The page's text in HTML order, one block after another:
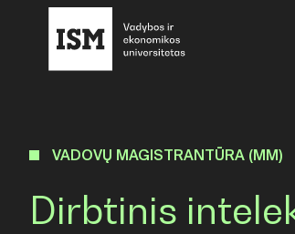
VADOVŲ MAGISTRANTŪRA (MM)
Dirbtinis